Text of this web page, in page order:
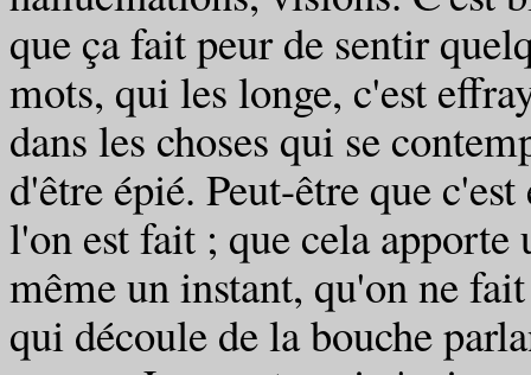
que ça fait peur de sentir
mots, qui les longe, c'est
dans les choses qui se
d'être épié. Peut-être que
l'on est fait ; que cela apporte
même un instant, qu'on ne
qui découle de la bouche